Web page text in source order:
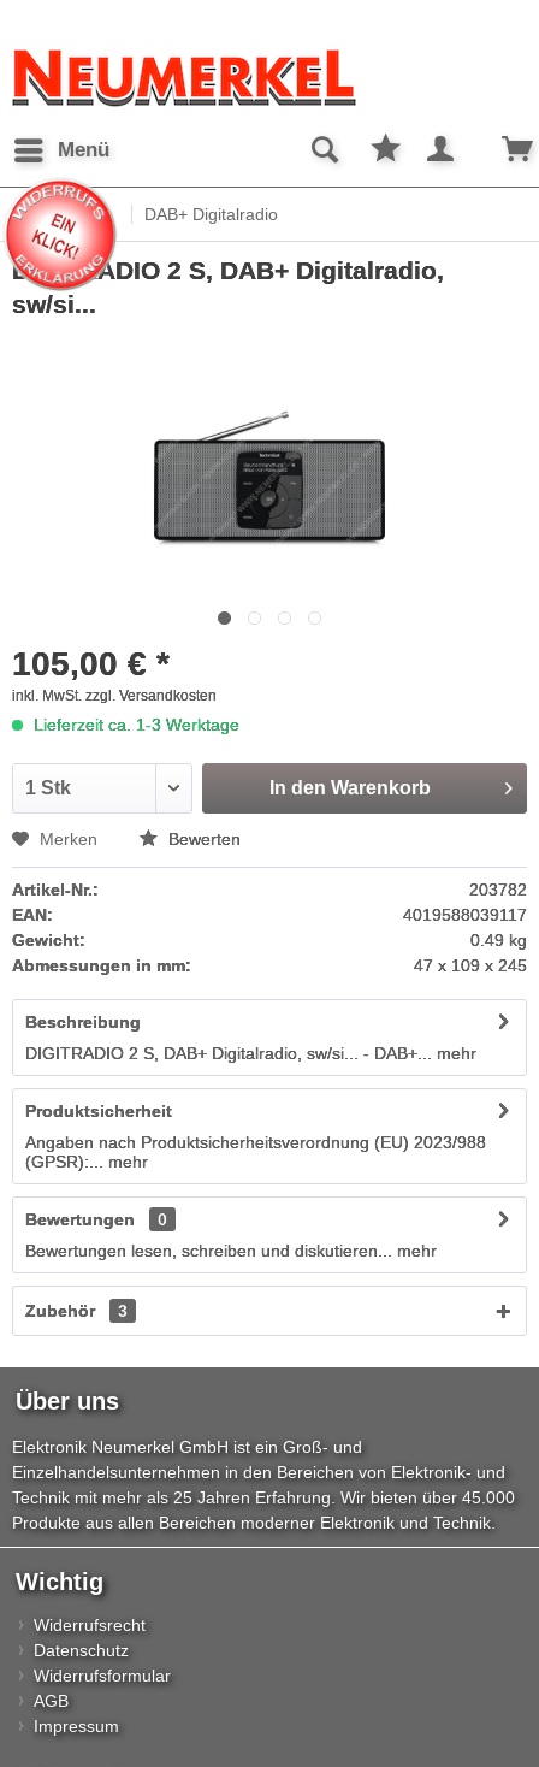
Menü
Übersicht DAB+ Digitalradio
DIGITRADIO 2 S, DAB+ Digitalradio,
sw/si...
105,00 € *
inkl. MwSt. zzgl. Versandkosten
Lieferzeit ca. 1-3 Werktage
In den Warenkorb
Merken Bewerten
Artikel-Nr.:
203782
EAN:
4019588039117
Gewicht:
0.49 kg
Abmessungen in mm:
47 x 109 x 245
Beschreibung
DIGITRADIO 2 S, DAB+ Digitalradio, sw/si... - DAB+...
mehr
Produktsicherheit
Angaben nach Produktsicherheitsverordnung (EU) 2023/988
(GPSR):...
mehr
Bewertungen
0
Bewertungen lesen, schreiben und diskutieren...
mehr
Zubehör 3
Über uns
Elektronik Neumerkel GmbH ist ein Groß- und
Einzelhandelsunternehmen in den Bereichen von Elektronik- und
Technik mit mehr als 25 Jahren Erfahrung. Wir bieten über 45.000
Produkte aus allen Bereichen moderner Elektronik und Technik.
Wichtig
Widerrufsrecht
Datenschutz
Widerrufsformular
AGB
Impressum